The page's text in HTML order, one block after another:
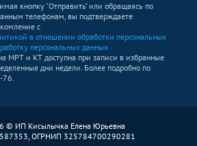
кнопку "Отправить" или обращаясь по
телефонам, вы подтверждаете
с
в отношении обработки персональных
персональных данных
МРТ и КТ доступна при записи в избранные
дни недели. Более подробно по
76.
© ИП Кисылычка Елена Юрьевна
ОГРНИП 325784700290281